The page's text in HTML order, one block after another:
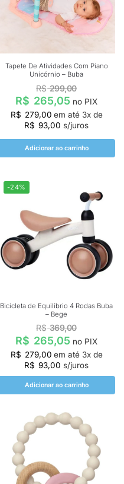
Tapete De Atividades Com Piano
Unicórnio – Buba
R$299,00
R$ 265,05 no PIX
R$ 279,00 em até 3x de
R$ 93,00 s/juros
Adicionar ao carrinho
-24%
Bicicleta de Equilíbrio 4 Rodas Buba
– Bege
R$369,00
R$ 265,05 no PIX
R$ 279,00 em até 3x de
R$ 93,00 s/juros
Adicionar ao carrinho